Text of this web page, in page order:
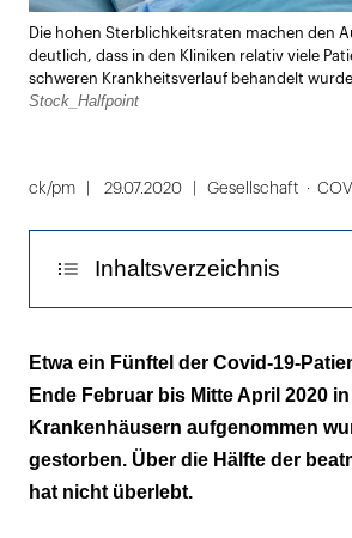
Die hohen Sterblichkeitsraten machen den
deutlich, dass in den Kliniken relativ viele
schweren Krankheitsverlauf behandelt
Stock_Halfpoint
ck/pm 29.07.2020 Gesellschaft
Inhaltsverzeichnis
Ausgewertet wurden die
10.000 AOK-Patienten
Es starben mehr Männer als
Fast 30 Prozent der
Etwa ein Fünftel der Covid-19-
Ende Februar bis Mitte April 2020
Krankenhäusern aufgenommen
gestorben. Über die Hälfte der
hat nicht überlebt.